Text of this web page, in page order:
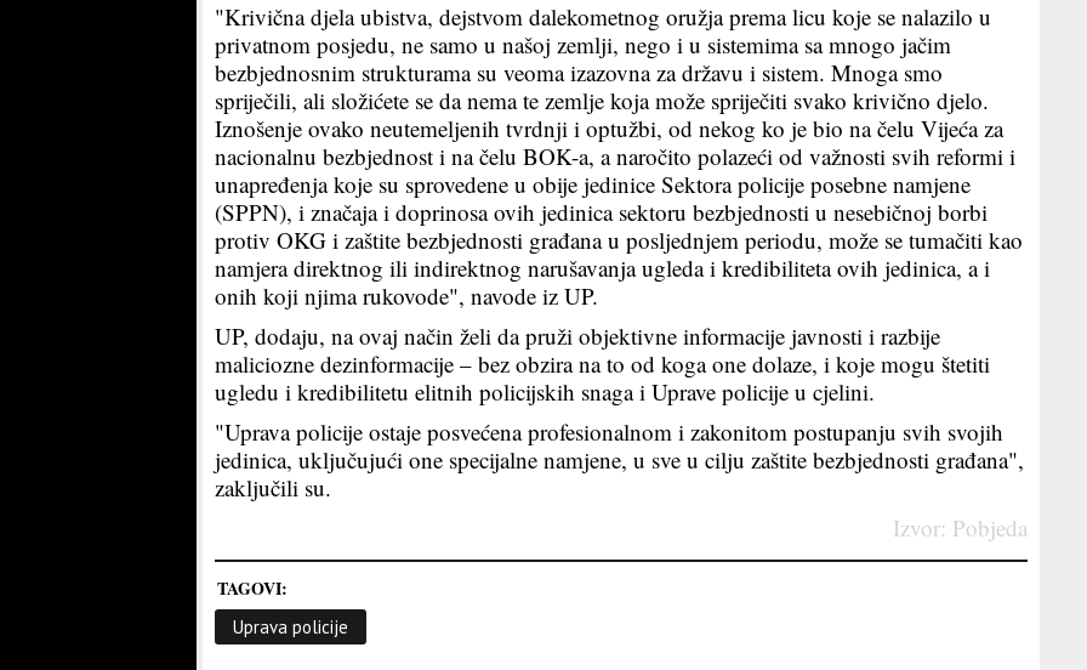
"Krivična djela ubistva, dejstvom dalekometnog oružja prema licu koje se nalazilo u
privatnom posjedu, ne samo u našoj zemlji, nego i u sistemima sa mnogo jačim
bezbjednosnim strukturama su veoma izazovna za državu i sistem. Mnoga smo
spriječili, ali složićete se da nema te zemlje koja može spriječiti svako krivično djelo.
Iznošenje ovako neutemeljenih tvrdnji i optužbi, od nekog ko je bio na čelu Vijeća za
nacionalnu bezbjednost i na čelu BOK-a, a naročito polazeći od važnosti svih reformi i
unapređenja koje su sprovedene u obije jedinice Sektora policije posebne namjene
(SPPN), i značaja i doprinosa ovih jedinica sektoru bezbjednosti u nesebičnoj borbi
protiv OKG i zaštite bezbjednosti građana u posljednjem periodu, može se tumačiti kao
namjera direktnog ili indirektnog narušavanja ugleda i kredibiliteta ovih jedinica, a i
onih koji njima rukovode", navode iz UP.
UP, dodaju, na ovaj način želi da pruži objektivne informacije javnosti i razbije
maliciozne dezinformacije – bez obzira na to od koga one dolaze, i koje mogu štetiti
ugledu i kredibilitetu elitnih policijskih snaga i Uprave policije u cjelini.
"Uprava policije ostaje posvećena profesionalnom i zakonitom postupanju svih svojih
jedinica, uključujući one specijalne namjene, u sve u cilju zaštite bezbjednosti građana",
zaključili su.
Izvor: Pobjeda
TAGOVI:
Uprava policije